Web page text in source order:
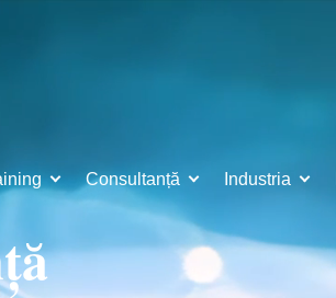
Consultanță Industria